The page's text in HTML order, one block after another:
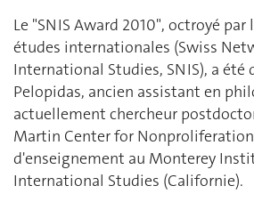
Le "SNIS Award 2010", octroyé par
études internationales (Swiss
International Studies, SNIS), a été
Pelopidas, ancien assistant en
actuellement chercheur
Martin Center for
d'enseignement au Monterey
International Studies (Californie).